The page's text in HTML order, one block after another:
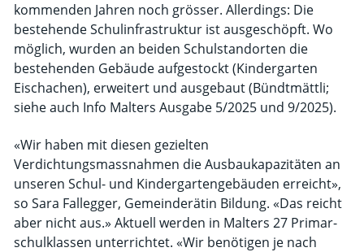
kommenden Jahren noch grösser. Allerdings: Die
bestehende Schulinfrastruktur ist ausgeschöpft. Wo
möglich, wurden an beiden Schul­standorten die
bestehenden Gebäude aufgestockt (Kindergarten
Eischachen), erweitert und ausgebaut (Bündtmättli;
siehe auch Info Malters Ausgabe 5/2025 und 9/2025).
«Wir haben mit diesen gezielten
Verdichtungsmassnahmen die Ausbaukapazitäten an
unseren Schul- und Kindergartengebäuden erreicht»,
so Sara Fallegger, Gemeinderätin Bildung. «Das reicht
aber nicht aus.» Aktuell werden in Malters 27 Primar­
schulklassen unterrichtet. «Wir benötigen je nach